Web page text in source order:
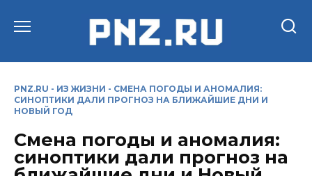
PNZ.RU - ИЗ ЖИЗНИ - СМЕНА ПОГОДЫ И АНОМАЛИЯ:
СИНОПТИКИ ДАЛИ ПРОГНОЗ НА БЛИЖАЙШИЕ ДНИ И
НОВЫЙ ГОД
Смена погоды и аномалия:
синоптики дали прогноз на